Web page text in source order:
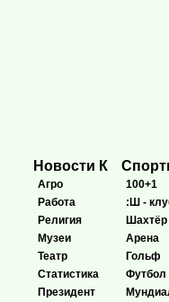
Новости К
Агро
Работа
Религия
Музеи
Театр
Статистика
Президент
100+1
:Ш -
Шахтёр
Арена
Гольф
Футбол